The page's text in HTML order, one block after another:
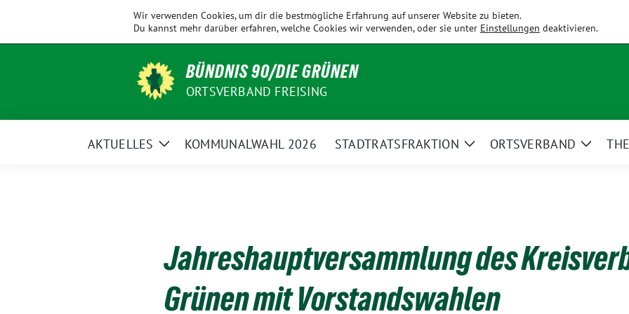
Inhalt
Allershausen Ampertal Eching Fahrenzhausen Hallbergmoos Holledau
BÜNDNIS 90/DIE GRÜNEN
ORTSVERBAND FREISING
AKTUELLES
ZeigeKOMMUNALWAHL 2026 STADTRATSFRAKTION
ZeigeORTSVERBAND
Zeige
Jahreshauptversammlung des
Grünen mit Vorstandswahlen
Wir verwenden Cookies, um dir die bestmögliche Erfahrung auf unserer Website zu bieten.
Du kannst mehr darüber erfahren, welche Cookies wir verwenden, oder sie unter Einstellungen deaktivieren.